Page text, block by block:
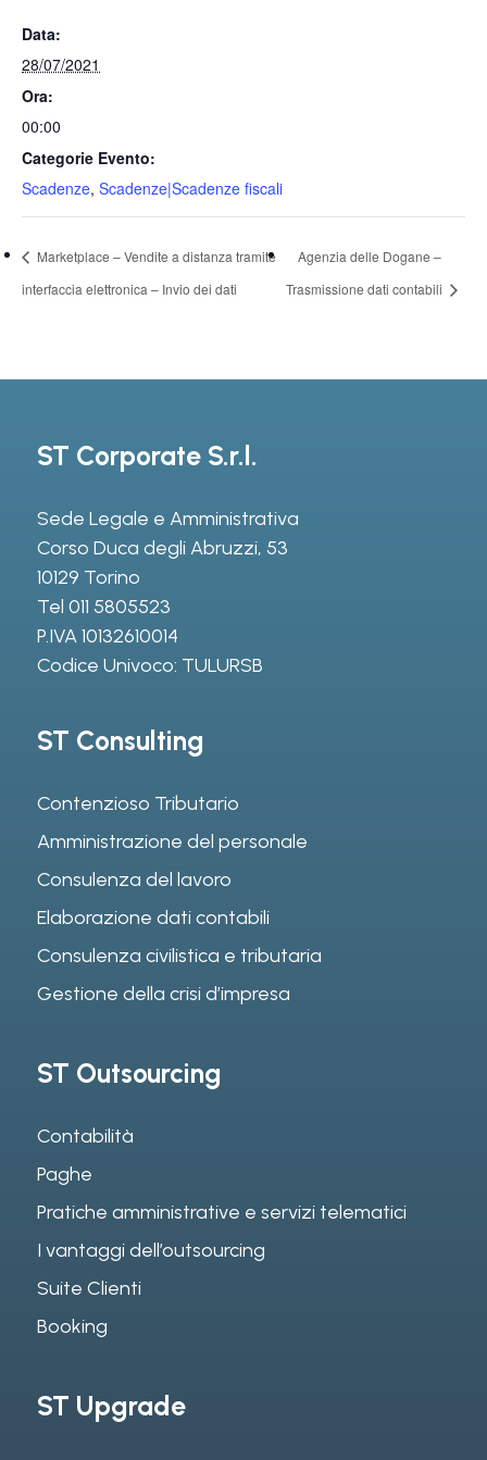
Data:
28/07/2021
Ora:
00:00
Categorie Evento:
Scadenze, Scadenze|Scadenze fiscali
Marketplace – Vendite a distanza tramite
interfaccia elettronica – Invio dei dati
Agenzia delle Dogane –
Trasmissione dati contabili
ST Corporate S.r.l.
Sede Legale e Amministrativa
Corso Duca degli Abruzzi, 53
10129 Torino
Tel 011 5805523
P.IVA 10132610014
Codice Univoco: TULURSB
ST Consulting
Contenzioso Tributario
Amministrazione del personale
Consulenza del lavoro
Elaborazione dati contabili
Consulenza civilistica e tributaria
Gestione della crisi d’impresa
ST Outsourcing
Contabilità
Paghe
Pratiche amministrative e servizi telematici
I vantaggi dell’outsourcing
Suite Clienti
Booking
ST Upgrade